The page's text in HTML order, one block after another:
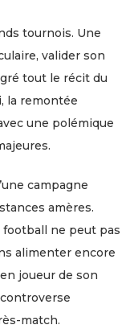
tournois. Une
valider son
tout le récit du
la remontée
une polémique
campagne
amères.
football ne peut pas
alimenter encore
joueur de son
match.